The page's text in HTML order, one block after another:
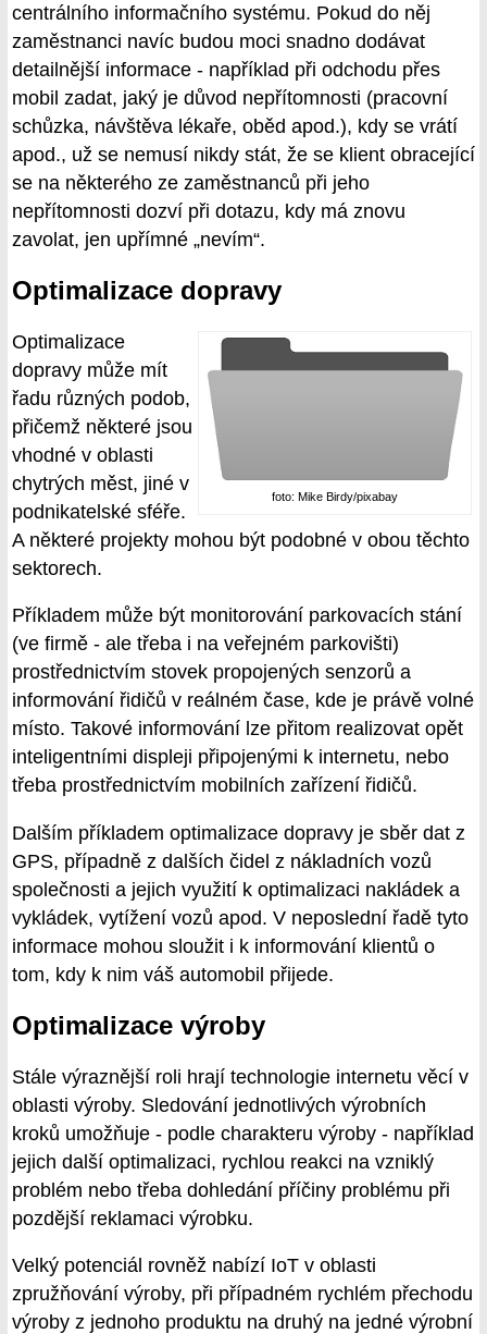
centrálního informačního systému. Pokud do něj
zaměstnanci navíc budou moci snadno dodávat
detailnější informace - například při odchodu přes
mobil zadat, jaký je důvod nepřítomnosti (pracovní
schůzka, návštěva lékaře, oběd apod.), kdy se vrátí
apod., už se nemusí nikdy stát, že se klient obracející
se na některého ze zaměstnanců při jeho
nepřítomnosti dozví při dotazu, kdy má znovu
zavolat, jen upřímné „nevím“.
Optimalizace dopravy
foto: Mike Birdy/pixabay
Optimalizace
dopravy může mít
řadu různých podob,
přičemž některé jsou
vhodné v oblasti
chytrých měst, jiné v
podnikatelské sféře.
A některé projekty mohou být podobné v obou těchto
sektorech.
Příkladem může být monitorování parkovacích stání
(ve firmě - ale třeba i na veřejném parkovišti)
prostřednictvím stovek propojených senzorů a
informování řidičů v reálném čase, kde je právě volné
místo. Takové informování lze přitom realizovat opět
inteligentními displeji připojenými k internetu, nebo
třeba prostřednictvím mobilních zařízení řidičů.
Dalším příkladem optimalizace dopravy je sběr dat z
GPS, případně z dalších čidel z nákladních vozů
společnosti a jejich využití k optimalizaci nakládek a
vykládek, vytížení vozů apod. V neposlední řadě tyto
informace mohou sloužit i k informování klientů o
tom, kdy k nim váš automobil přijede.
Optimalizace výroby
Stále výraznější roli hrají technologie internetu věcí v
oblasti výroby. Sledování jednotlivých výrobních
kroků umožňuje - podle charakteru výroby - například
jejich další optimalizaci, rychlou reakci na vzniklý
problém nebo třeba dohledání příčiny problému při
pozdější reklamaci výrobku.
Velký potenciál rovněž nabízí IoT v oblasti
zpružňování výroby, při případném rychlém přechodu
výroby z jednoho produktu na druhý na jedné výrobní